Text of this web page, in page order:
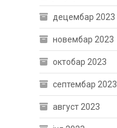
децембар 2023
новембар 2023
октобар 2023
септембар 2023
август 2023